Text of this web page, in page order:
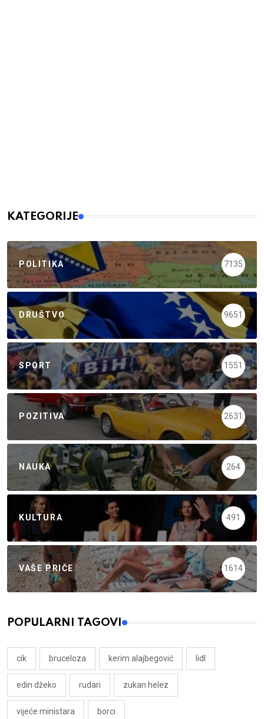
KATEGORIJE
POLITIKA 7135
DRUŠTVO 9651
SPORT 1551
POZITIVA 2631
NAUKA 264
KULTURA 491
VAŠE PRIČE 1614
POPULARNI TAGOVI
cik bruceloza kerim alajbegović lidl
edin džeko rudari zukan helez
vijeće ministara borci